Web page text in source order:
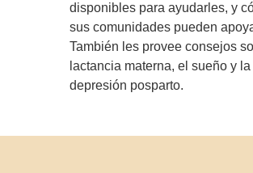
disponibles para ayudarles, y
sus comunidades pueden
También les provee consejos
lactancia materna, el sueño y la
depresión posparto.